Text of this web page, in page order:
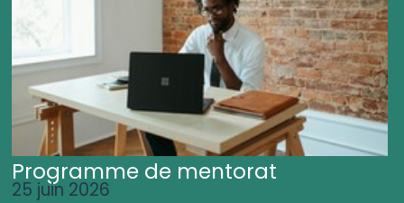
Programme de mentorat
25 juin 2026